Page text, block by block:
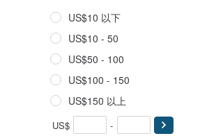
US$10 以下
US$10 - 50
US$50 - 100
US$100 - 150
US$150 以上
US$ -